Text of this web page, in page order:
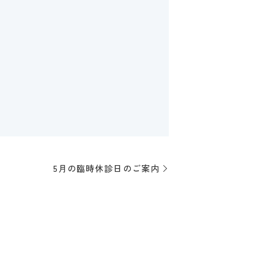
5月の臨時休診日のご案内